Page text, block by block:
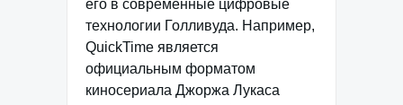
его в современные цифровые
технологии Голливуда. Например,
QuickTime является
официальным форматом
киносериала Джоржа Лукаса